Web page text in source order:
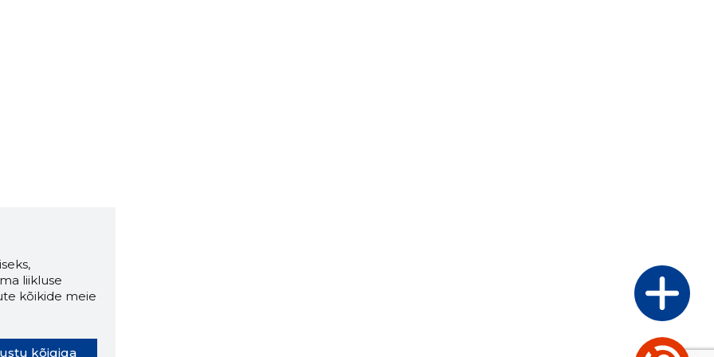
liikluse
kõikide meie
kõigiga